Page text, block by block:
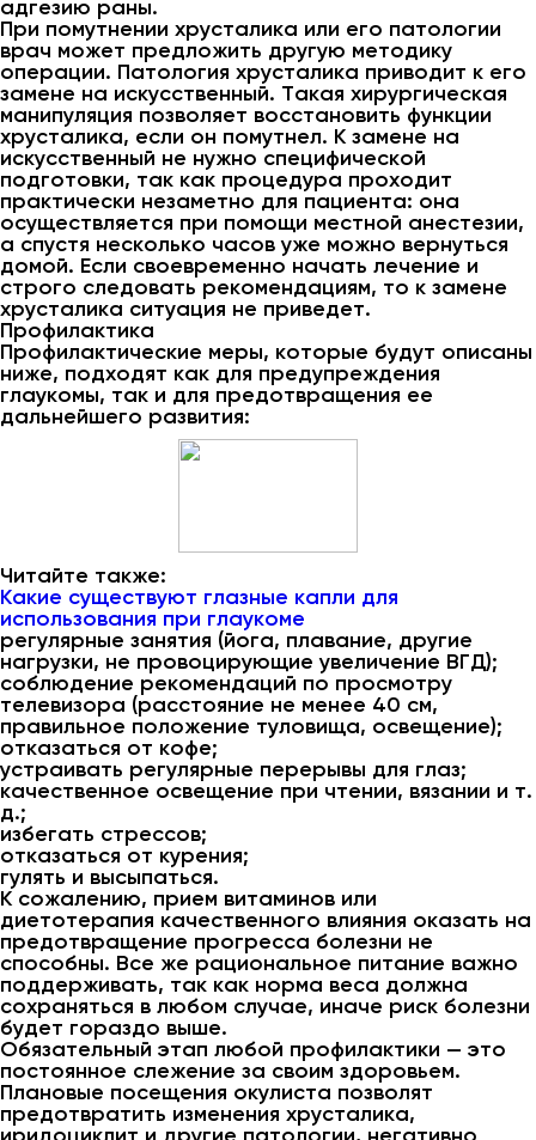
адгезию раны.
При помутнении хрусталика или его патологии
врач может предложить другую методику
операции. Патология хрусталика приводит к его
замене на искусственный. Такая хирургическая
манипуляция позволяет восстановить функции
хрусталика, если он помутнел. К замене на
искусственный не нужно специфической
подготовки, так как процедура проходит
практически незаметно для пациента: она
осуществляется при помощи местной анестезии,
а спустя несколько часов уже можно вернуться
домой. Если своевременно начать лечение и
строго следовать рекомендациям, то к замене
хрусталика ситуация не приведет.
Профилактика
Профилактические меры, которые будут описаны
ниже, подходят как для предупреждения
глаукомы, так и для предотвращения ее
дальнейшего развития:
Читайте также:
Какие существуют глазные капли для
использования при глаукоме
регулярные занятия (йога, плавание, другие
нагрузки, не провоцирующие увеличение ВГД);
соблюдение рекомендаций по просмотру
телевизора (расстояние не менее 40 см,
правильное положение туловища, освещение);
отказаться от кофе;
устраивать регулярные перерывы для глаз;
качественное освещение при чтении, вязании и т.
д.;
избегать стрессов;
отказаться от курения;
гулять и высыпаться.
К сожалению, прием витаминов или
диетотерапия качественного влияния оказать на
предотвращение прогресса болезни не
способны. Все же рациональное питание важно
поддерживать, так как норма веса должна
сохраняться в любом случае, иначе риск болезни
будет гораздо выше.
Обязательный этап любой профилактики — это
постоянное слежение за своим здоровьем.
Плановые посещения окулиста позволят
предотвратить изменения хрусталика,